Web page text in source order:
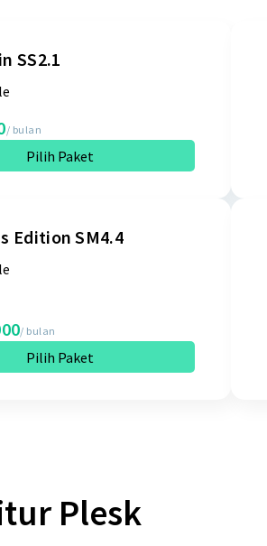
SS2.1
/ bulan
Pilih Paket
Edition SM4.4
/ bulan
Pilih Paket
Plesk